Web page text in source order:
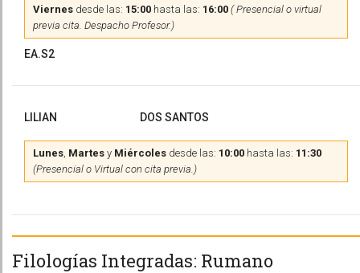
Viernes desde las: 15:00 hasta las: 16:00 ( Presencial o virtual
previa cita. Despacho Profesor.)
EA.S2
LILIAN DOS SANTOS
Lunes, Martes y Miércoles desde las: 10:00 hasta las: 11:30
(Presencial o Virtual con cita previa.)
Filologías Integradas: Rumano